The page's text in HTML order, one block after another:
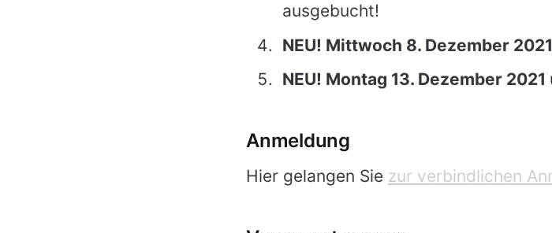
ausgebucht!
NEU! Mittwoch 8. Dezember 2021
NEU! Montag 13. Dezember 2021
Anmeldung
Hier gelangen Sie zur verbindlichen